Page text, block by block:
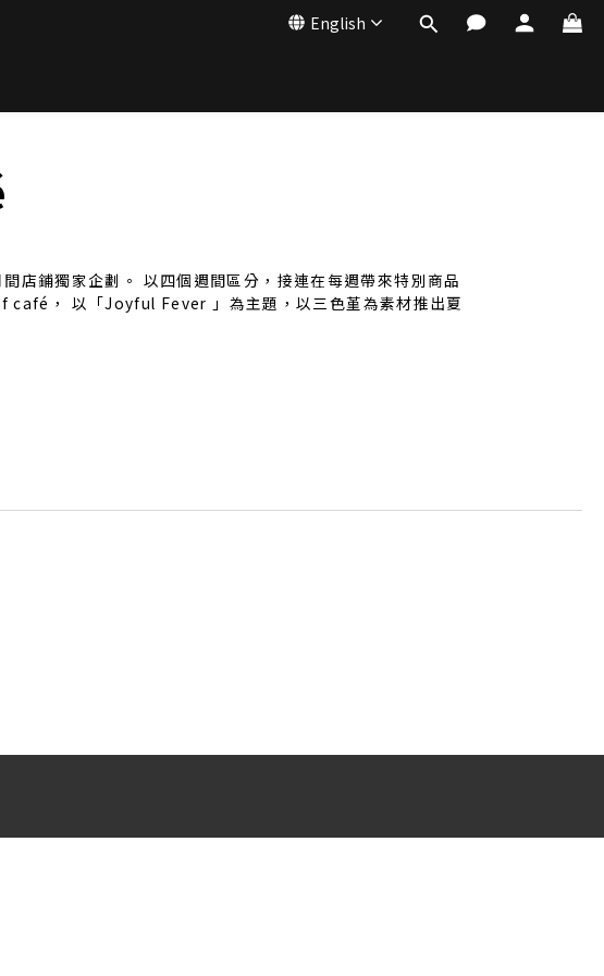
English
店鋪獨家企劃。 以四個週間區分，接連在每週帶來特別商品
café， 以「Joyful Fever 」為主題，以三色堇為素材推出夏